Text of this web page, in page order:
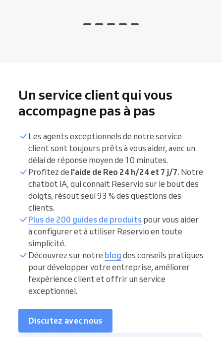
Un service client qui vous
accompagne pas à pas
Les agents exceptionnels de notre service
client sont toujours prêts à vous aider, avec un
délai de réponse moyen de 10 minutes.
Profitez de l'aide de Reo 24 h/24 et 7 j/7. Notre
chatbot IA, qui connait Reservio sur le bout des
doigts, résout seul 93 % des questions des
clients.
Plus de 200 guides de produits pour vous aider
à configurer et à utiliser Reservio en toute
simplicité.
Découvrez sur notre blog des conseils pratiques
pour développer votre entreprise, améliorer
l'expérience client et offrir un service
exceptionnel.
Discutez avec nous